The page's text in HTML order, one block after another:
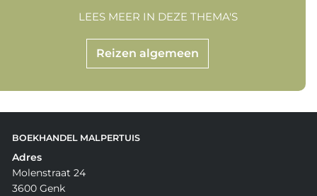
Reizen algemeen
LEES MEER IN DEZE THEMA'S
BOEKHANDEL MALPERTUIS
Adres
Molenstraat 24
3600 Genk